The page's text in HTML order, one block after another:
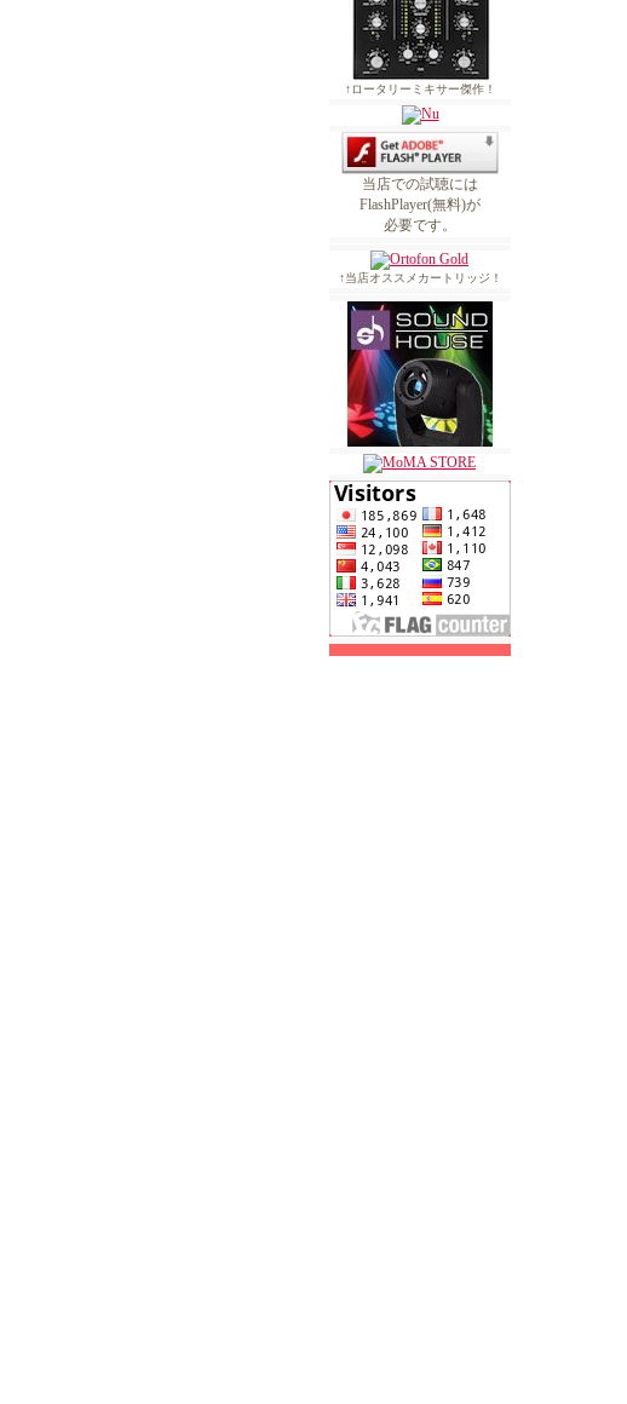
↑ロータリーミキサー傑作！
当店での試聴には
FlashPlayer(無料)が
必要です。
↑当店オススメカートリッジ！